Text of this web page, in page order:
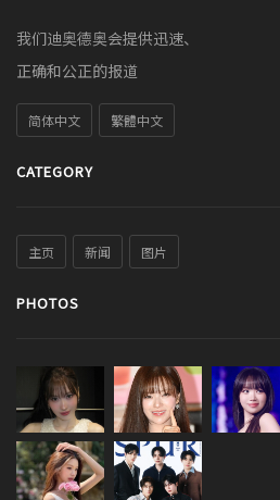
我们迪奥德奥会提供迅速、
正确和公正的报道
简体中文 繁體中文
CATEGORY
主页 新闻 图片
PHOTOS